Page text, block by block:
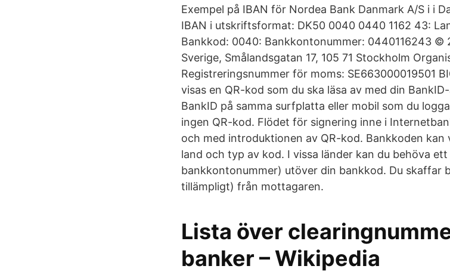
Exempel på IBAN för Nordea Bank Danmark A/S i i
IBAN i utskriftsformat: DK50 0040 0440 1162 43:
Bankkod: 0040: Bankkontonummer: 0440116243 ©
Sverige, Smålandsgatan 17, 105 71 Stockholm
Registreringsnummer för moms: SE663000019501
visas en QR-kod som du ska läsa av med din
BankID på samma surfplatta eller mobil som du
ingen QR-kod. Flödet för signering inne i
och med introduktionen av QR-kod. Bankkoden
land och typ av kod. I vissa länder kan du behöva
bankkontonummer) utöver din bankkod. Du skaffar
tillämpligt) från mottagaren.
Lista över
banker – Wikipedia